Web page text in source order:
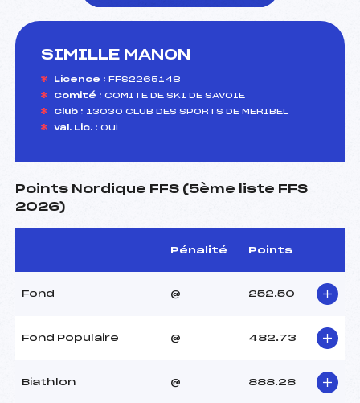
SIMILLE MANON
Licence : FFS2265148
Comité : COMITE DE SKI DE SAVOIE
Club : 13030 CLUB DES SPORTS DE MERIBEL
Val. Lic. : Oui
Points Nordique FFS (5ème liste FFS
2026)
Pénalité Points
Fond @ 252.50
Fond Populaire @ 482.73
Biathlon @ 888.28